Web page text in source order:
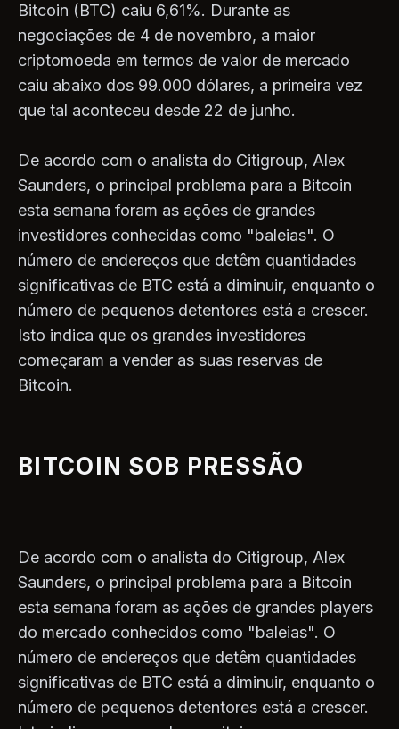
Bitcoin (BTC) caiu 6,61%. Durante as
negociações de 4 de novembro, a maior
criptomoeda em termos de valor de mercado
caiu abaixo dos 99.000 dólares, a primeira vez
que tal aconteceu desde 22 de junho.
De acordo com o analista do Citigroup, Alex
Saunders, o principal problema para a Bitcoin
esta semana foram as ações de grandes
investidores conhecidas como "baleias". O
número de endereços que detêm quantidades
significativas de BTC está a diminuir, enquanto o
número de pequenos detentores está a crescer.
Isto indica que os grandes investidores
começaram a vender as suas reservas de
Bitcoin.
BITCOIN SOB PRESSÃO
De acordo com o analista do Citigroup, Alex
Saunders, o principal problema para a Bitcoin
esta semana foram as ações de grandes players
do mercado conhecidos como "baleias". O
número de endereços que detêm quantidades
significativas de BTC está a diminuir, enquanto o
número de pequenos detentores está a crescer.